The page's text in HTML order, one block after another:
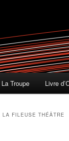
La Troupe Livre
LA FILEUSE THÉÂTRE